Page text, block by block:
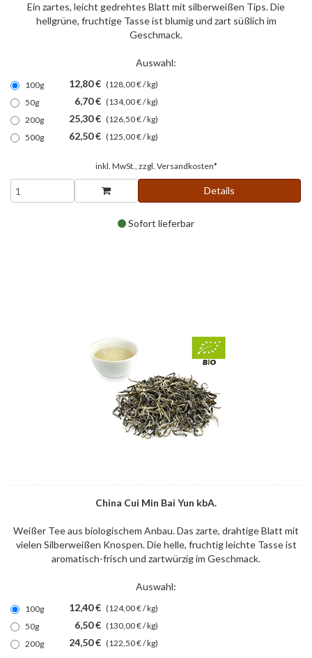
Ein zartes, leicht gedrehtes Blatt mit silberweißen Tips. Die
hellgrüne, fruchtige Tasse ist blumig und zart süßlich im
Geschmack.
Auswahl:
100g 12,80 € (128,00 € / kg)
50g
6,70 € (134,00 € / kg)
200g
25,30 € (126,50 € / kg)
500g
62,50 € (125,00 € / kg)
inkl. MwSt., zzgl. Versandkosten*
Details
Sofort lieferbar
China Cui Min Bai Yun kbA.
Weißer Tee aus biologischem Anbau. Das zarte, drahtige Blatt mit
vielen Silberweißen Knospen. Die helle, fruchtig leichte Tasse ist
aromatisch-frisch und zartwürzig im Geschmack.
Auswahl:
100g 12,40 € (124,00 € / kg)
50g
6,50 € (130,00 € / kg)
200g
24,50 € (122,50 € / kg)